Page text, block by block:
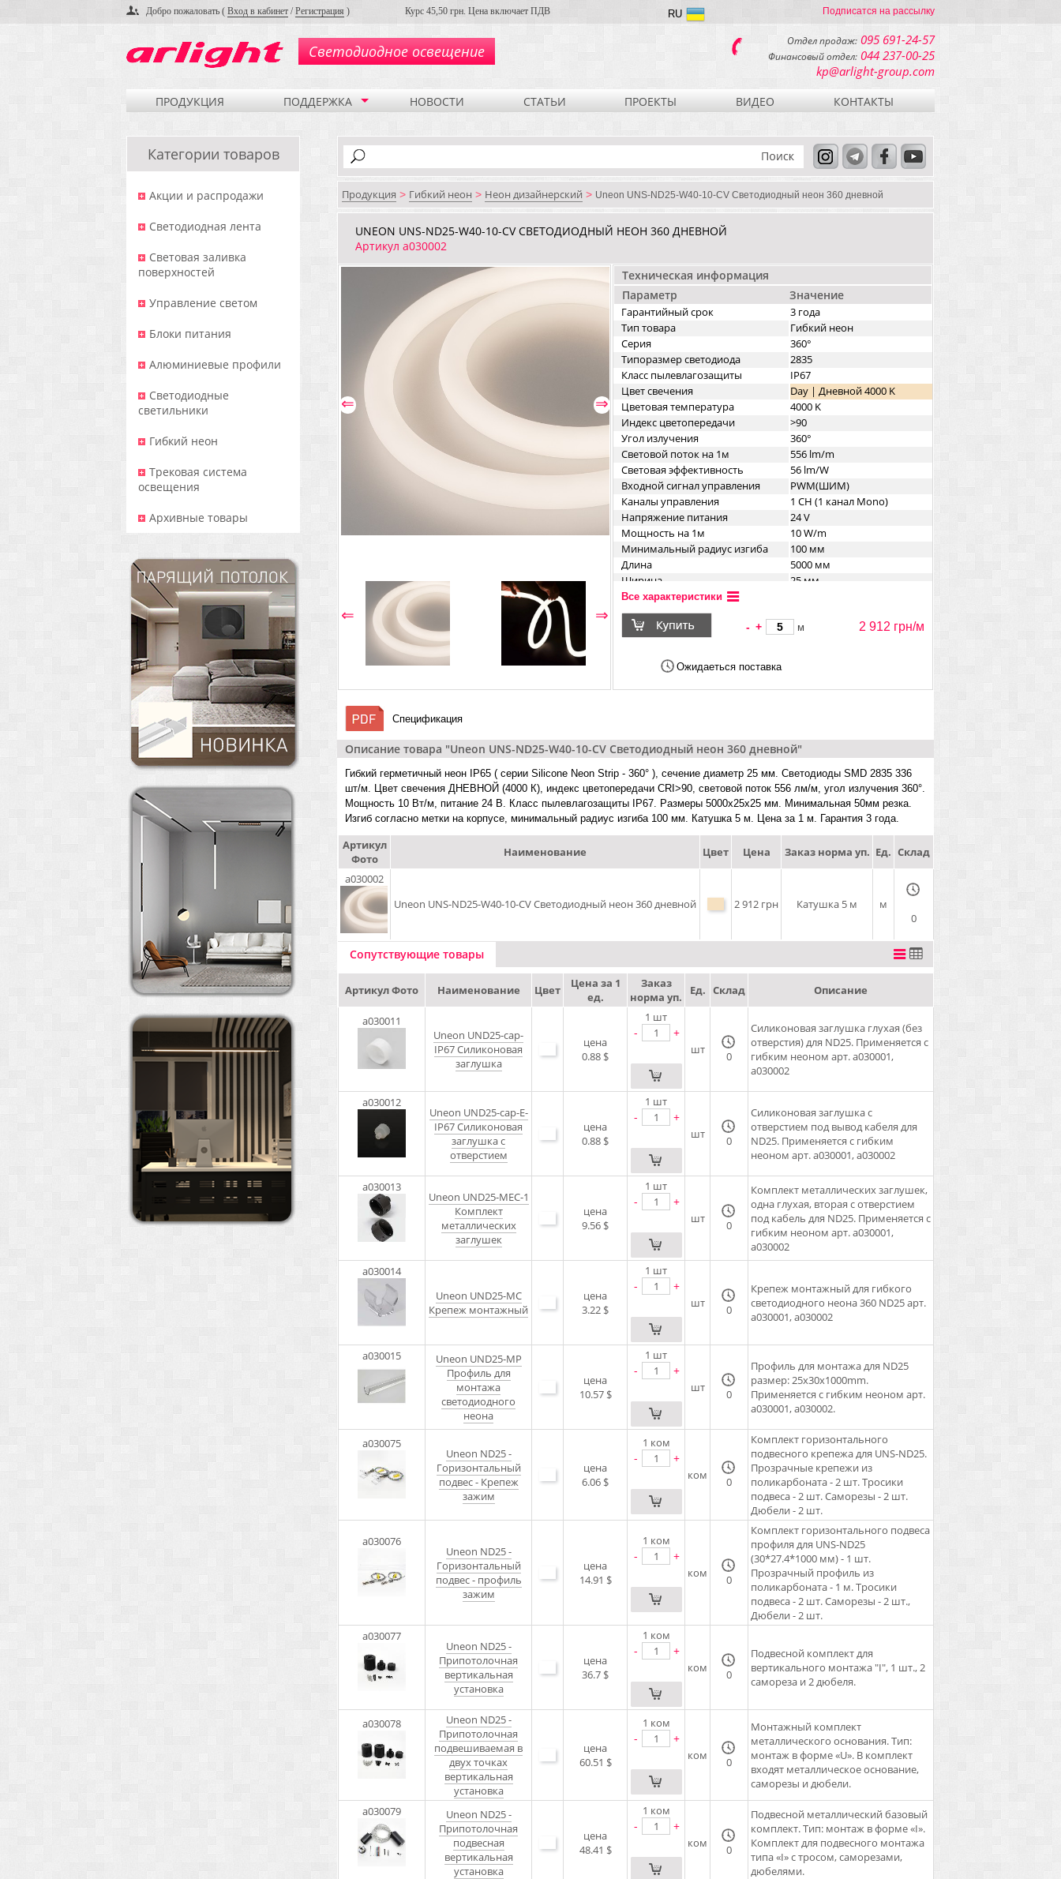
Добро пожаловать ( Вход в кабинет /Регистрация ) Курс 45,50 грн. Цена включает ПДВ Подписатся на рассылку
RU
Светодиодное освещение
Отдел продаж: 095 691-24-57
Финансовый отдел: 044 237-00-25
kp@arlight-group.com
ПРОДУКЦИЯ ПОДДЕРЖКА НОВОСТИ СТАТЬИ ПРОЕКТЫ ВИДЕО КОНТАКТЫ
Категории товаров
Акции и распродажи
Светодиодная лента
Световая заливка
поверхностей
Управление светом
Блоки питания
Алюминиевые профили
Светодиодные
светильники
Гибкий неон
Трековая система
освещения
Архивные товары
Продукция > Гибкий неон > Неон дизайнерский > Uneon UNS-ND25-W40-10-CV Светодиодный неон 360 дневной
UNEON UNS-ND25-W40-10-CV СВЕТОДИОДНЫЙ НЕОН 360 ДНЕВНОЙ
Артикул a030002
⇐ ⇒
⇐ ⇒
Техническая информация
Параметр
Значение
Гарантийный срок
3 года
Тип товара
Гибкий неон
Серия
360°
Типоразмер светодиода
2835
Класс пылевлагозащиты
IP67
Цвет свечения
Day | Дневной 4000 K
Цветовая температура
4000 K
Индекс цветопередачи
>90
Угол излучения
360°
Световой поток на 1м
556 lm/m
Световая эффективность
56 lm/W
Входной сигнал управления
PWM(ШИМ)
Каналы управления
1 CH (1 канал Mono)
Напряжение питания
24 V
Мощность на 1м
10 W/m
Минимальный радиус изгиба
100 мм
Длина
5000 мм
Ширина
25 мм
Высота
Форма (сечение)
Минимальный отрезок
50 мм
Все характеристики
- + м 2 912 грн/м
Ожидаеться поставка
Спецификация
Описание товара "Uneon UNS-ND25-W40-10-CV Светодиодный неон 360 дневной"
Гибкий герметичный неон IP65 ( серии Silicone Neon Strip - 360° ), сечение диаметр 25 мм. Светодиоды SMD 2835 336
шт/м. Цвет свечения ДНЕВНОЙ (4000 К), индекс цветопередачи CRI>90, световой поток 556 лм/м, угол излучения 360°.
Мощность 10 Вт/м, питание 24 В. Класс пылевлагозащиты IP67. Размеры 5000x25x25 мм. Минимальная 50мм резка.
Изгиб согласно метки на корпусе, минимальный радиус изгиба 100 мм. Катушка 5 м. Цена за 1 м. Гарантия 3 года.
Артикул
Фото
Наименование Цвет Цена Заказ норма уп. Ед. Склад
a030002
Uneon UNS-ND25-W40-10-CV Светодиодный неон 360 дневной
2 912 грн Катушка 5 м
м
0
Сопутствующие товары
Артикул Фото Наименование Цвет
Цена за 1
ед.
Заказ
норма уп.
Ед. Склад Описание
a030011
Uneon UND25-cap-
IP67 Силиконовая
заглушка
цена
0.88 $
1 шт
- +
шт 0
Силиконовая заглушка глухая (без
отверстия) для ND25. Применяется с
гибким неоном арт. a030001,
a030002
a030012
Uneon UND25-cap-E-
IP67 Силиконовая
заглушка с
отверстием
цена
0.88 $
1 шт
- +
шт 0
Силиконовая заглушка с
отверстием под вывод кабеля для
ND25. Применяется с гибким
неоном арт. a030001, a030002
a030013
Uneon UND25-MEC-1
Комплект
металлических
заглушек
цена
9.56 $
1 шт
- +
шт 0
Комплект металлических заглушек,
одна глухая, вторая с отверстием
под кабель для ND25. Применяется с
гибким неоном арт. a030001,
a030002
a030014
Uneon UND25-MC
Крепеж монтажный
цена
3.22 $
1 шт
- +
шт 0
Крепеж монтажный для гибкого
светодиодного неона 360 ND25 арт.
a030001, a030002
a030015
Uneon UND25-MP
Профиль для
монтажа
светодиодного
неона
цена
10.57 $
1 шт
- +
шт 0
Профиль для монтажа для ND25
размер: 25x30x1000mm.
Применяется с гибким неоном арт.
a030001, a030002.
a030075
Uneon ND25 -
Горизонтальный
подвес - Крепеж
зажим
цена
6.06 $
1 ком
- +
ком 0
Комплект горизонтального
подвесного крепежа для UNS-ND25.
Прозрачные крепежи из
поликарбоната - 2 шт. Тросики
подвеса - 2 шт. Саморезы - 2 шт.
Дюбели - 2 шт.
a030076
Uneon ND25 -
Горизонтальный
подвес - профиль
зажим
цена
14.91 $
1 ком
- +
ком 0
Комплект горизонтального подвеса
профиля для UNS-ND25
(30*27.4*1000 мм) - 1 шт.
Прозрачный профиль из
поликарбоната - 1 м. Тросики
подвеса - 2 шт. Саморезы - 2 шт.,
Дюбели - 2 шт.
a030077
Uneon ND25 -
Припотолочная
вертикальная
установка
цена
36.7 $
1 ком
- +
ком 0
Подвесной комплект для
вертикального монтажа "I", 1 шт., 2
самореза и 2 дюбеля.
a030078
Uneon ND25 -
Припотолочная
подвешиваемая в
двух точках
вертикальная
установка
цена
60.51 $
1 ком
- +
ком 0
Монтажный комплект
металлического основания. Тип:
монтаж в форме «U». В комплект
входят металлическое основание,
саморезы и дюбели.
a030079
Uneon ND25 -
Припотолочная
подвесная
вертикальная
установка
цена
48.41 $
1 ком
- +
ком 0
Подвесной металлический базовый
комплект. Тип: монтаж в форме «I».
Комплект для подвесного монтажа
типа «I» с тросом, саморезами,
дюбелями.